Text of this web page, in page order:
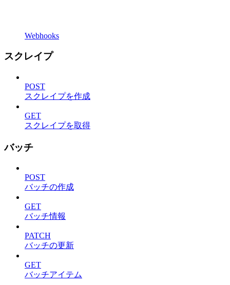
Webhooks
スクレイプ
POST
スクレイプを作成
GET
スクレイプを取得
バッチ
POST
バッチの作成
GET
バッチ情報
PATCH
バッチの更新
GET
バッチアイテム